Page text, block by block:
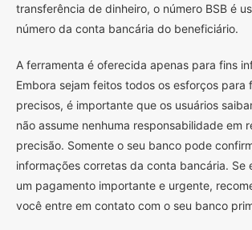
transferência de dinheiro, o número BSB é
número da conta bancária do beneficiário.
A ferramenta é oferecida apenas para fins
Embora sejam feitos todos os esforços para
precisos, é importante que os usuários
não assume nenhuma responsabilidade em
precisão. Somente o seu banco pode
informações corretas da conta bancária. Se
um pagamento importante e urgente,
você entre em contato com o seu banco